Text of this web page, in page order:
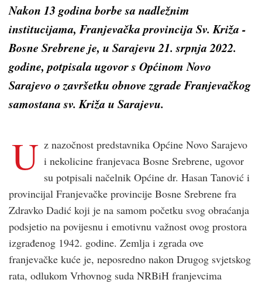
Nakon 13 godina borbe sa nadležnim
institucijama, Franjevačka provincija Sv. Križa -
Bosne Srebrene je, u Sarajevu 21. srpnja 2022.
godine, potpisala ugovor s Općinom Novo
Sarajevo o završetku obnove zgrade Franjevačkog
samostana sv. Križa u Sarajevu.
U z nazočnost predstavnika Općine Novo Sarajevo
i nekolicine franjevaca Bosne Srebrene, ugovor
su potpisali načelnik Općine dr. Hasan Tanović i
provincijal Franjevačke provincije Bosne Srebrene fra
Zdravko Dadić koji je na samom početku svog obraćanja
podsjetio na povijesnu i emotivnu važnost ovog prostora
izgrađenog 1942. godine. Zemlja i zgrada ove
franjevačke kuće je, neposredno nakon Drugog svjetskog
rata, odlukom Vrhovnog suda NRBiH franjevcima